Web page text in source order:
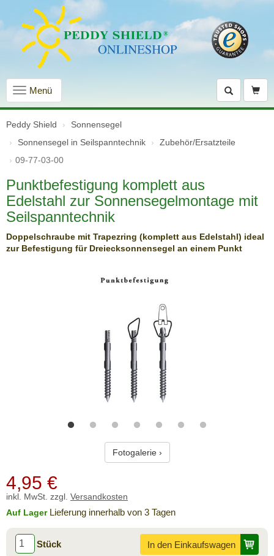
Navigation
einblenden
Menü
Peddy Shield
Sonnensegel
Sonnensegel in Seilspanntechnik
Zubehör/Ersatzteile
09-77-03-00
Punktbefestigung komplett aus
Edelstahl zur Sonnensegelmontage mit
Seilspanntechnik
Doppelschraube mit Trapezring (komplett aus Edelstahl) ideal
zur Befestigung für Dreiecksonnensegel an einem Punkt
Fotogalerie ›
4,95 €
inkl. MwSt. zzgl. Versandkosten
Auf LagerLieferung innerhalb von 3 Tagen
Stück In den Einkaufswagen